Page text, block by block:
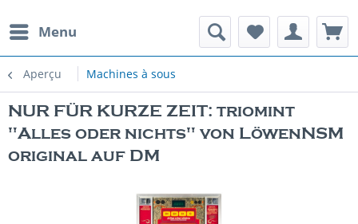
Menu
Aperçu Machines à sous
NUR FÜR KURZE ZEIT: triomint
"Alles oder nichts" von LöwenNSM
original auf DM